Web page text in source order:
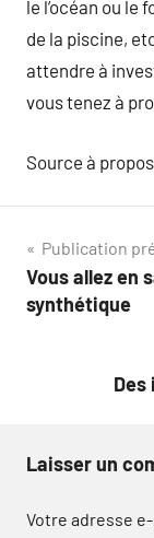
le l’océan ou le
de la piscine,
attendre à
vous tenez à
Source à
de
Publication
Vous allez en
synthétique
Laisser un
Votre adresse